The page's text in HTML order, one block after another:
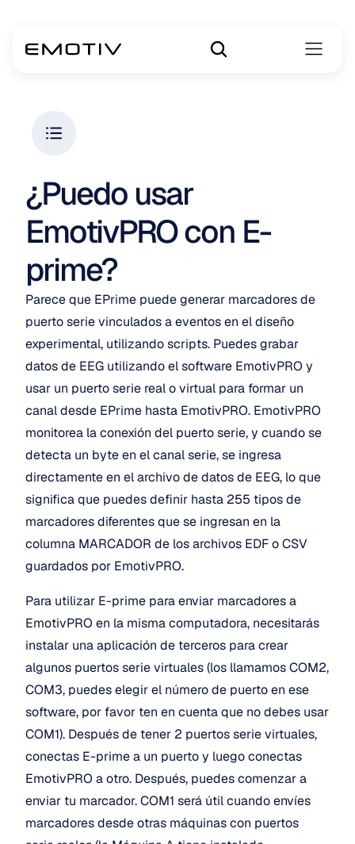
¿Puedo usar
EmotivPRO con E-
prime?
Parece que EPrime puede generar marcadores de
puerto serie vinculados a eventos en el diseño
experimental, utilizando scripts. Puedes grabar
datos de EEG utilizando el software EmotivPRO y
usar un puerto serie real o virtual para formar un
canal desde EPrime hasta EmotivPRO. EmotivPRO
monitorea la conexión del puerto serie, y cuando se
detecta un byte en el canal serie, se ingresa
directamente en el archivo de datos de EEG, lo que
significa que puedes definir hasta 255 tipos de
marcadores diferentes que se ingresan en la
columna MARCADOR de los archivos EDF o CSV
guardados por EmotivPRO.
Para utilizar E-prime para enviar marcadores a
EmotivPRO en la misma computadora, necesitarás
instalar una aplicación de terceros para crear
algunos puertos serie virtuales (los llamamos COM2,
COM3, puedes elegir el número de puerto en ese
software, por favor ten en cuenta que no debes usar
COM1). Después de tener 2 puertos serie virtuales,
conectas E-prime a un puerto y luego conectas
EmotivPRO a otro. Después, puedes comenzar a
enviar tu marcador. COM1 será útil cuando envíes
marcadores desde otras máquinas con puertos